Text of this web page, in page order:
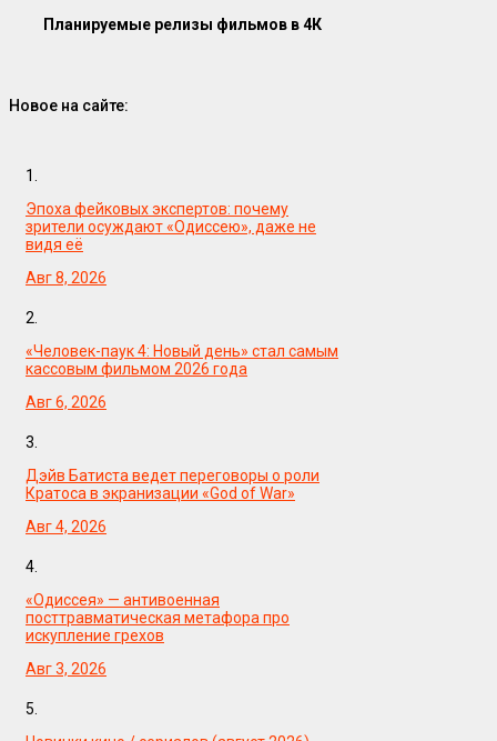
Планируемые релизы фильмов в 4К
Новое на сайте:
1.
Эпоха фейковых экспертов: почему
зрители осуждают «Одиссею», даже не
видя её
Авг 8, 2026
2.
«Человек-паук 4: Новый день» стал самым
кассовым фильмом 2026 года
Авг 6, 2026
3.
Дэйв Батиста ведет переговоры о роли
Кратоса в экранизации «God of War»
Авг 4, 2026
4.
«Одиссея» — антивоенная
посттравматическая метафора про
искупление грехов
Авг 3, 2026
5.